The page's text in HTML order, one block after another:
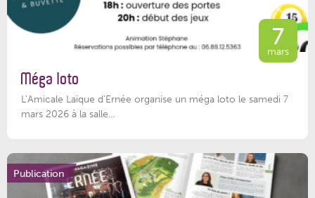
7
mars
Méga loto
L’Amicale Laïque d’Ernée organise un méga loto le samedi 7
mars 2026 à la salle...
Publication